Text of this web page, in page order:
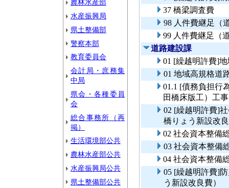
農林水産部
水産振興局
県土整備部
警察本部
教育委員会
会計局・庶務集
中局
県会・各種委員
会
総合事務所（再
掲）
生活環境部公共
農林水産部公共
水産振興局公共
県土整備部公共
37 橋梁調査費
98 人件費継足（
99 人件費継足（
道路建設課
01 [繰越明許費]
01 地域高規格道
01.1 [債務負担行
田橋床版工）工事
02 [繰越明許費]
橋りょう新設改
02 社会資本整備
03 社会資本整備
04 社会資本整備
05 [繰越明許費]
う新設改良費）